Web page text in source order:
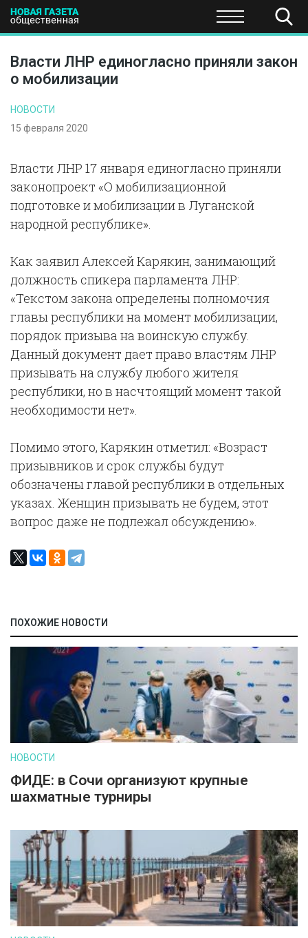
ПОЛИТИКА ЭКОНОМИКА НАУКА И
Власти ЛНР единогласно приняли закон
о мобилизации
НОВОСТИ
15 февраля 2020
Власти ЛНР 17 января единогласно приняли
законопроект «О мобилизационной
подготовке и мобилизации в Луганской
народной республике».
Как заявил Алексей Карякин, занимающий
должность спикера парламента ЛНР:
«Текстом закона определены полномочия
главы республики на момент мобилизации,
порядок призыва на воинскую службу.
Данный документ дает право властям ЛНР
призывать на службу любого жителя
республики, но в насчтоящий момент такой
необходимости нет».
Помимо этого, Карякин отметил: «Возраст
призывников и срок службы будут
обозначены главой республики в отдельных
указах. Женщин призывать не будем, этот
вопрос даже не подлежал обсуждению».
ПОХОЖИЕ НОВОСТИ
НОВОСТИ
ФИДЕ: в Сочи организуют крупные
шахматные турниры